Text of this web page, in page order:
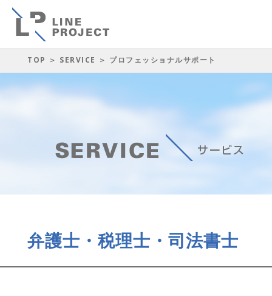
TOP ＞ SERVICE ＞ プロフェッショナルサポート
弁護士・税理士・司法書士